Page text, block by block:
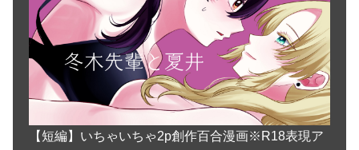
【短編】いちゃいちゃ2p創作百合漫画※R18表現ア